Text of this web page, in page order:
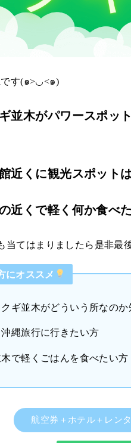
です(๑>◡<๑)
並木がパワースポッ
近くに観光スポット
近くで軽く何か食べ
当てはまりましたら是非
にオススメ
ギ並木がどういう所なの
縄旅行に行きたい方
で軽くごはんを食べたい方
航空券＋ホテル＋レン